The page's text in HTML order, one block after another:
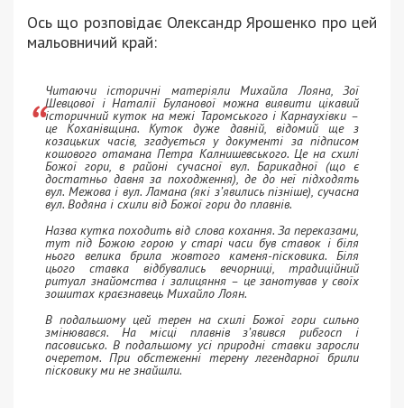
Ось що розповідає Олександр Ярошенко про цей
мальовничий край:
Читаючи історичні матеріяли Михайла Лояна, Зої
Шевцової і Наталії Буланової можна виявити цікавий
історичний куток на межі Таромського і Карнаухівки –
це Коханівщина. Куток дуже давній, відомий ще з
козацьких часів, згадується у документі за підписом
кошового отамана Петра Калнишевського. Це на схилі
Божої гори, в районі сучасної вул. Барикадної (що є
достатньо давня за походження), де до неї підходять
вул. Межова і вул. Ламана (які з’явились пізніше), сучасна
вул. Водяна і схили від Божої гори до плавнів.
Назва кутка походить від слова кохання. За переказами,
тут під Божою горою у старі часи був ставок і біля
нього велика брила жовтого каменя-пісковика. Біля
цього ставка відбувались вечорниці, традиційний
ритуал знайомства і залицяння – це занотував у своїх
зошитах краєзнавець Михайло Лоян.
В подальшому цей терен на схилі Божої гори сильно
змінювався. На місці плавнів з’явився рибгосп і
пасовисько. В подальшому усі природні ставки заросли
очеретом. При обстеженні терену легендарної брили
пісковику ми не знайшли.